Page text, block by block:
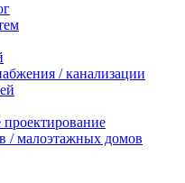
/ канализации
проектирование
/ малоэтажных домов